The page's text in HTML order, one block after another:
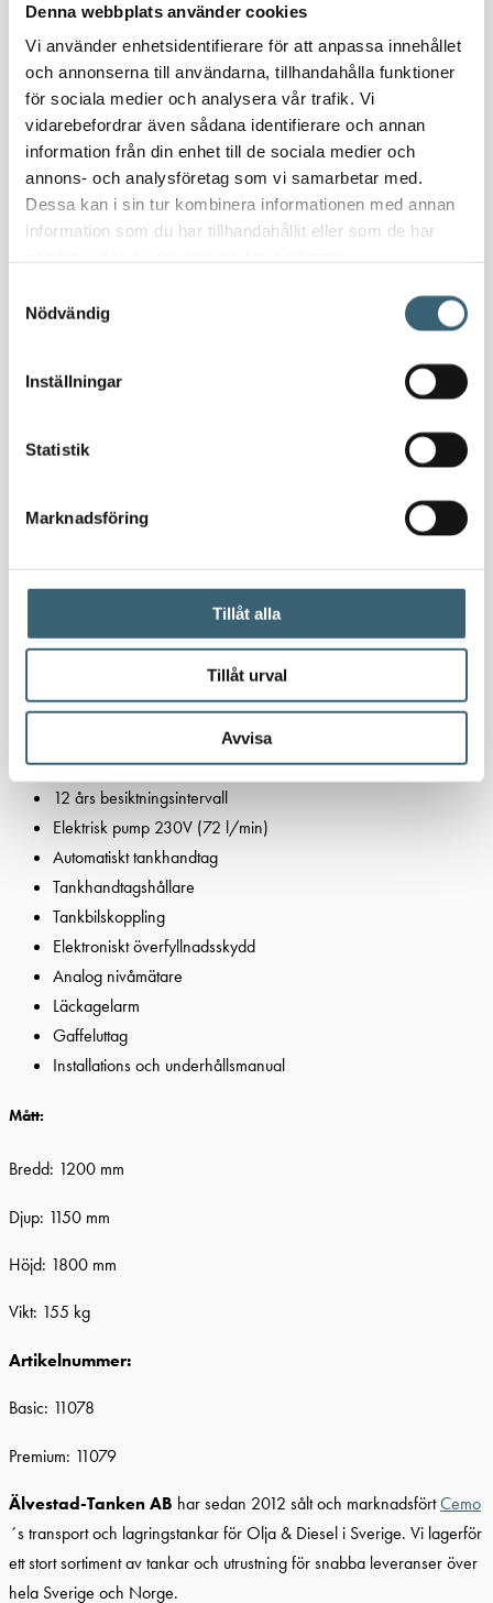
Denna webbplats använder cookies
Vi använder enhetsidentifierare för att anpassa innehållet
och annonserna till användarna, tillhandahålla funktioner
för sociala medier och analysera vår trafik. Vi
vidarebefordrar även sådana identifierare och annan
information från din enhet till de sociala medier och
annons- och analysföretag som vi samarbetar med.
Dessa kan i sin tur kombinera informationen med annan
information som du har tillhandahållit eller som de har
Nödvändig
Inställningar
Statistik
Marknadsföring
Tillåt alla
Tillåt urval
Avvisa
behov av pålitlig dieselförvaring och tankning.
Specifikationer basic:
10 års garanti
Låsbart lock med gasdämpare
Dubbekväggig polyetenbehållare
12 års besiktningsintervall
Elektrisk pump 230V (72 l/min)
Automatiskt tankhandtag
Elektroniskt överfyllnadsskydd
Läckagelarm
Installations och underhållsmanual
Specifikationer Premium:
Dieselfilter
Flödesmätare och totalträkneverk, mekanisk 3-siffrig
10 års garanti
Låsbart lock med gasdämpare
Dubbekväggig polyetenbehållare
12 års besiktningsintervall
Elektrisk pump 230V (72 l/min)
Automatiskt tankhandtag
Tankhandtagshållare
Tankbilskoppling
Elektroniskt överfyllnadsskydd
Analog nivåmätare
Läckagelarm
Gaffeluttag
Installations och underhållsmanual
Mått:
Bredd: 1200 mm
Djup: 1150 mm
Höjd: 1800 mm
Vikt: 155 kg
Artikelnummer:
Basic: 11078
Premium: 11079
Älvestad-Tanken AB har sedan 2012 sålt och marknadsförtCemo
´s transport och lagringstankar för Olja & Diesel i Sverige. Vi lagerför
ett stort sortiment av tankar och utrustning för snabba leveranser över
hela Sverige och Norge.